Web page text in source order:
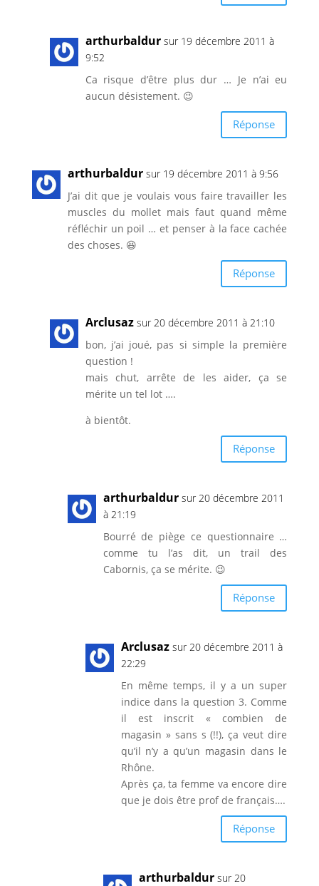
arthurbaldur sur 19 décembre 2011 à
9:52
Ca risque d’être plus dur … Je n’ai eu
aucun désistement. 😉
Réponse
arthurbaldur sur 19 décembre 2011 à 9:56
J’ai dit que je voulais vous faire travailler les
muscles du mollet mais faut quand même
réfléchir un poil … et penser à la face cachée
des choses. 😆
Réponse
Arclusaz sur 20 décembre 2011 à 21:10
bon, j’ai joué, pas si simple la première
question !
mais chut, arrête de les aider, ça se
mérite un tel lot ….
à bientôt.
Réponse
arthurbaldur sur 20 décembre 2011
à 21:19
Bourré de piège ce questionnaire …
comme tu l’as dit, un trail des
Cabornis, ça se mérite. 😉
Réponse
Arclusaz sur 20 décembre 2011 à
22:29
En même temps, il y a un super
indice dans la question 3. Comme
il est inscrit « combien de
magasin » sans s (!!), ça veut dire
qu’il n’y a qu’un magasin dans le
Rhône.
Après ça, ta femme va encore dire
que je dois être prof de français….
Réponse
arthurbaldur sur 20